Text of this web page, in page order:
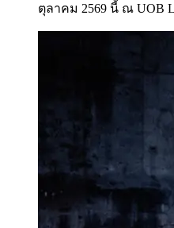
ตุลาคม 2569 นี้ ณ UOB